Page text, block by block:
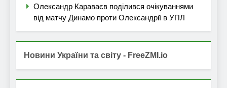
Олександр Караваєв поділився очікуваннями
від матчу Динамо проти Олександрії в УПЛ
Новини України та світу - FreeZMI.io